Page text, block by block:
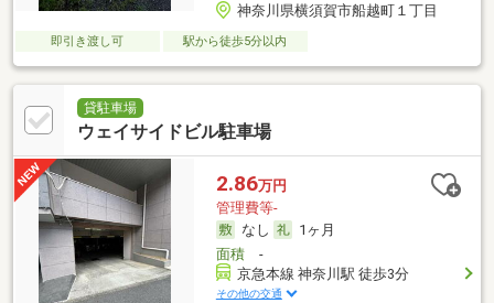
神奈川県横須賀市船越町１丁目
即引き渡し可 駅から徒歩5分以内
貸駐車場
ウェイサイドビル駐車場
2.86万円
管理費等-
なし
1ヶ月
面積-
京急本線 神奈川駅 徒歩3分
その他の交通